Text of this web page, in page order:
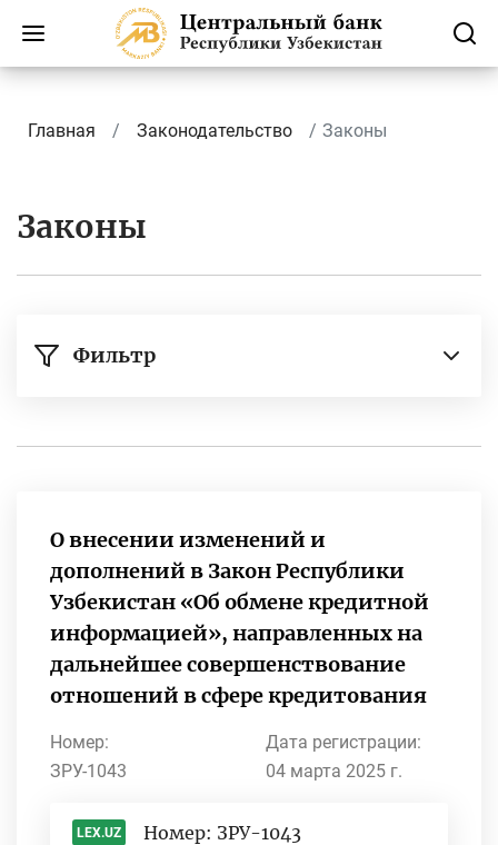
Главная Законодательство Законы
Законы
Фильтр
О внесении изменений и
дополнений в Закон Республики
Узбекистан «Об обмене кредитной
информацией», направленных на
дальнейшее совершенствование
отношений в сфере кредитования
Номер:
ЗРУ-1043
Дата регистрации:
04 марта 2025 г.
LEX.UZ Номер: ЗРУ-1043